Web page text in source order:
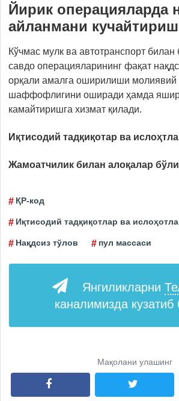
Йирик операцияларда
айланмани кучайтириш
Кўчмас мулк ва автотранспорт билан
савдо операцияларининг фақат
орқали амалга оширилиши молиявий
шаффофлигини оширади ҳамда
камайтиришга хизмат қилади.
Иқтисодий тадқиқотар ва
Жамоатчилик билан алоқалар
ҚР-код
Иқтисодий тадқиқотлар ва
Нақдсиз тўлов пул массаси
Янгиликларни
каналимизда кузатиб
Мақолани улашинг